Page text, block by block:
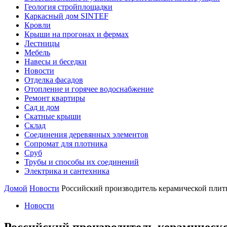
Геология стройплощадки
Каркасный дом SINTEF
Кровли
Крыши на прогонах и фермах
Лестницы
Мебель
Навесы и беседки
Новости
Отделка фасадов
Отопление и горячее водоснабжение
Ремонт квартиры
Сад и дом
Скатные крыши
Склад
Соединения деревянных элементов
Сопромат для плотника
Сруб
Трубы и способы их соединений
Электрика и сантехника
Домой Новости Российский производитель керамической
Новости